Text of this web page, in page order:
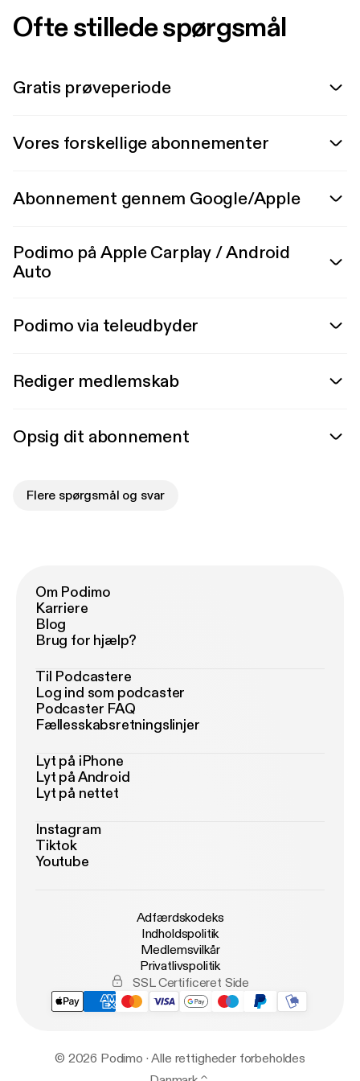
Ofte stillede spørgsmål
Gratis prøveperiode
Vores forskellige abonnementer
Abonnement gennem Google/Apple
Podimo på Apple Carplay / Android
Auto
Podimo via teleudbyder
Rediger medlemskab
Opsig dit abonnement
Flere spørgsmål og svar
Om Podimo
Karriere
Blog
Brug for hjælp?
Til Podcastere
Log ind som podcaster
Podcaster FAQ
Fællesskabsretningslinjer
Lyt på iPhone
Lyt på Android
Lyt på nettet
Instagram
Tiktok
Youtube
Adfærdskodeks
Indholdspolitik
Medlemsvilkår
Privatlivspolitik
SSL Certificeret Side
© 2026 Podimo · Alle rettigheder forbeholdes